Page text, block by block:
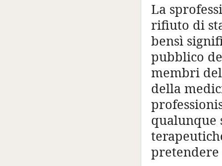
La
rifiuto di
bensì
pubblico
membri
della
qualunque